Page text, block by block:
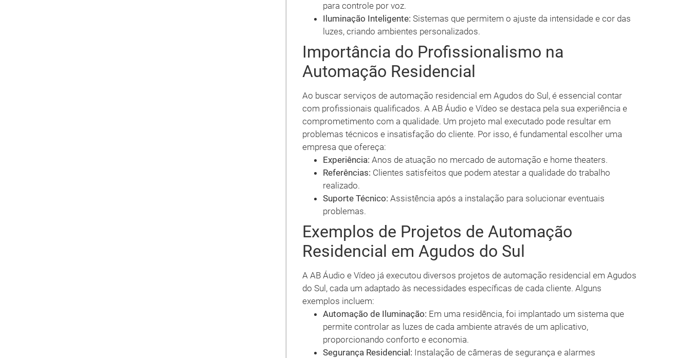
para controle por voz.
Iluminação Inteligente: Sistemas que permitem o ajuste da intensidade e cor das
luzes, criando ambientes personalizados.
Importância do Profissionalismo na
Automação Residencial
Ao buscar serviços de automação residencial em Agudos do Sul, é essencial contar
com profissionais qualificados. A AB Áudio e Vídeo se destaca pela sua experiência e
comprometimento com a qualidade. Um projeto mal executado pode resultar em
problemas técnicos e insatisfação do cliente. Por isso, é fundamental escolher uma
empresa que ofereça:
Experiência: Anos de atuação no mercado de automação e home theaters.
Referências: Clientes satisfeitos que podem atestar a qualidade do trabalho
realizado.
Suporte Técnico: Assistência após a instalação para solucionar eventuais
problemas.
Exemplos de Projetos de Automação
Residencial em Agudos do Sul
A AB Áudio e Vídeo já executou diversos projetos de automação residencial em Agudos
do Sul, cada um adaptado às necessidades específicas de cada cliente. Alguns
exemplos incluem:
Automação de Iluminação: Em uma residência, foi implantado um sistema que
permite controlar as luzes de cada ambiente através de um aplicativo,
proporcionando conforto e economia.
Segurança Residencial: Instalação de câmeras de segurança e alarmes